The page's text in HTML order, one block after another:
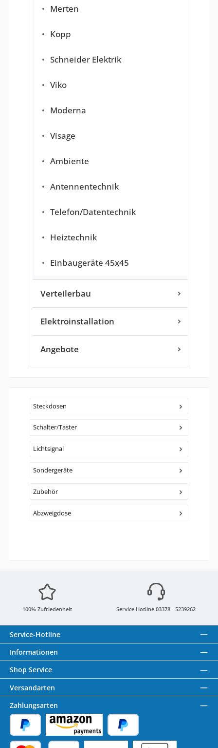
Merten
Kopp
Schneider Elektrik
Viko
Moderna
Visage
Ambiente
Antennentechnik
Telefon/Datentechnik
Heiztechnik
Einbaugeräte 45x45
Verteilerbau
Elektroinstallation
Angebote
Steckdosen
Schalter/Taster
Lichtsignal
Sondergeräte
Zubehör
Abzweigdose
100% Zufriedenheit Service Hotline 03378 - 5239262
Service-Hotline
Informationen
Shop Service
Versandarten
Zahlungsarten
PayPal Amazon Pay Später Bezahlen